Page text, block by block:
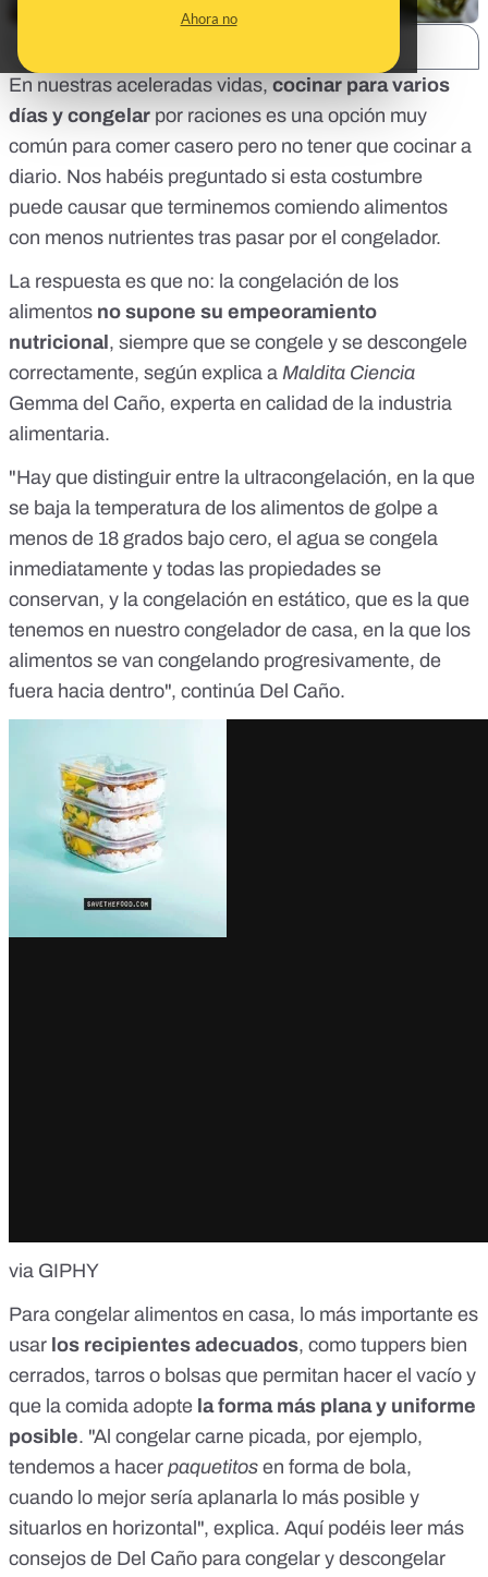
Ahora no
En nuestras aceleradas vidas, cocinar para varios
días y congelar por raciones es una opción muy
común para comer casero pero no tener que cocinar a
diario. Nos habéis preguntado si esta costumbre
puede causar que terminemos comiendo alimentos
con menos nutrientes tras pasar por el congelador.
La respuesta es que no: la congelación de los
alimentos no supone su empeoramiento
nutricional , siempre que se congele y se descongele
correctamente, según explica a Maldita Ciencia
Gemma del Caño, experta en calidad de la industria
alimentaria.
"Hay que distinguir entre la ultracongelación, en la que
se baja la temperatura de los alimentos de golpe a
menos de 18 grados bajo cero, el agua se congela
inmediatamente y todas las propiedades se
conservan, y la congelación en estático, que es la que
tenemos en nuestro congelador de casa, en la que los
alimentos se van congelando progresivamente, de
fuera hacia dentro", continúa Del Caño.
via GIPHY
Para congelar alimentos en casa, lo más importante es
usar los recipientes adecuados, como tuppers bien
cerrados, tarros o bolsas que permitan hacer el vacío y
que la comida adopte la forma más plana y uniforme
posible. "Al congelar carne picada, por ejemplo,
tendemos a hacer paquetitos en forma de bola,
cuando lo mejor sería aplanarla lo más posible y
situarlos en horizontal", explica. Aquípodéis leer más
consejos de Del Caño para congelar y descongelar